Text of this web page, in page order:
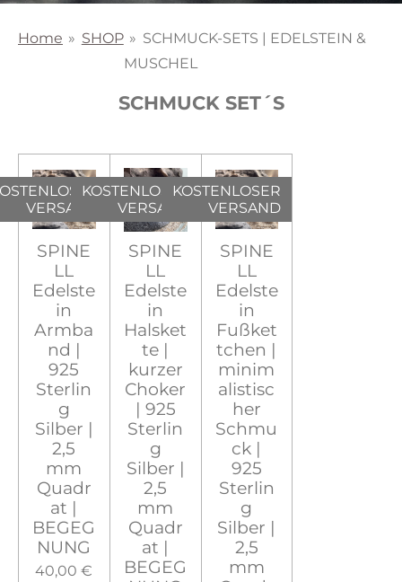
Home » SHOP » SCHMUCK-SETS | EDELSTEIN &
MUSCHEL
SCHMUCK SET´S
VERSAND
SPINE
LL
Edelste
in
Armba
nd |
925
Sterlin
g
Silber |
2,5
mm
Quadr
at |
BEGEG
NUNG
40,00 €
KOSTENLOSER
VERSAND
SPINE
LL
Edelste
in
Halsket
te |
kurzer
Choker
| 925
Sterlin
g
Silber |
2,5
mm
Quadr
at |
BEGEG
KOSTENLOSER
VERSAND
SPINE
LL
Edelste
in
Fußket
tchen |
minim
alistisc
her
Schmu
ck |
925
Sterlin
g
Silber |
2,5
mm